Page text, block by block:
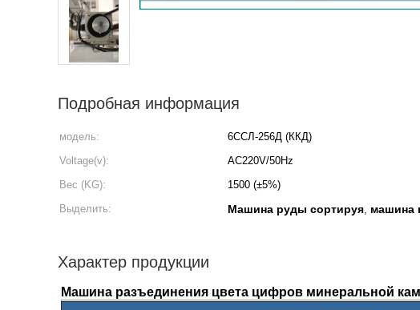
Подробная информация
модель: 6ССЛ-256Д (ККД)
Voltage(v):
AC220V/50Hz
Вес (KG):
1500 (±5%)
Выделить:
Машина руды сортируя, машина
Характер продукции
Машина разъединения цвета цифров минеральной